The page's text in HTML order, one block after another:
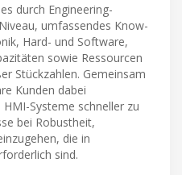
durch Engineering-
umfassendes Know-
Hard- und Software,
sowie Ressourcen
Stückzahlen. Gemeinsam
Kunden dabei
Systeme schneller zu
bei Robustheit,
die in
sind.